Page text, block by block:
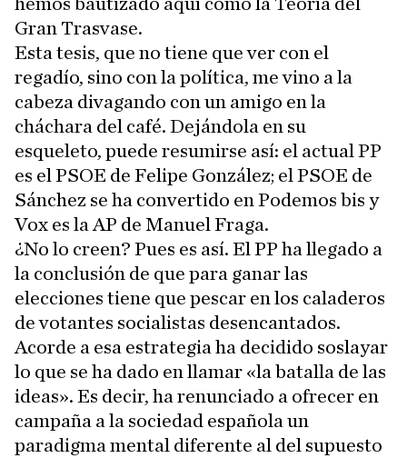
Gran Trasvase.
Esta tesis, que no tiene que ver con el
regadío, sino con la política, me vino a la
cabeza divagando con un amigo en la
cháchara del café. Dejándola en su
esqueleto, puede resumirse así: el actual PP
es el PSOE de Felipe González; el PSOE de
Sánchez se ha convertido en Podemos bis y
Vox es la AP de Manuel Fraga.
¿No lo creen? Pues es así. El PP ha llegado a
la conclusión de que para ganar las
elecciones tiene que pescar en los caladeros
de votantes socialistas desencantados.
Acorde a esa estrategia ha decidido soslayar
lo que se ha dado en llamar «la batalla de las
ideas». Es decir, ha renunciado a ofrecer en
campaña a la sociedad española un
paradigma mental diferente al del supuesto